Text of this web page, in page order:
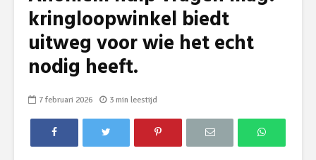
kringloopwinkel biedt
uitweg voor wie het echt
nodig heeft.
7 februari 2026 3 min leestijd